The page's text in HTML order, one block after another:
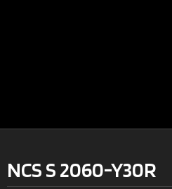
NCS S 2060-Y30R